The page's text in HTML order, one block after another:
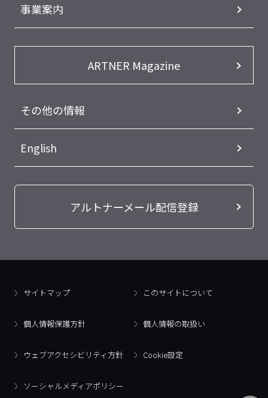
事業案内
ARTNER Magazine
その他の情報
English
アルトナーメール配信登録
サイトマップ このサイトについて
個人情報保護方針 個人情報の取扱い
ウェブアクセシビリティ方針 Cookie設定
ソーシャルメディアポリシー